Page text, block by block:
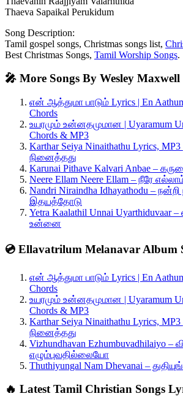
Thaeva Sapaikal Perukidum
Song Description:
Tamil gospel songs, Christmas songs list,
Best Christmas Songs, Tamil Worship Songs.
🎤 More Songs By Wesley Maxwell
என் ஆத்துமா பாடும் Lyrics | En
Chords
உயரமும் உன்னதமுமான | Uyaramum
Chords & MP3
Karthar Seiya Ninaithathu Lyrics,
நினைத்தது
Karunai Pithave Kalvari Anbae –
Neere Ellam Neere Ellam – நீரே
Nandri Niraindha Idhayathodu –
இதயத்தோடு
Yetra Kaalathil Unnai Uyarthiduvaar
உன்னை
💿 Ellavatrilum Melanavar Album
என் ஆத்துமா பாடும் Lyrics | En
Chords
உயரமும் உன்னதமுமான | Uyaramum
Chords & MP3
Karthar Seiya Ninaithathu Lyrics,
நினைத்தது
Vizhundhavan Ezhumbuvadhilaiyo –
எழும்புவதில்லையோ
Thuthiyungal Nam Dhevanai –
🔥 Latest Tamil Christian Songs